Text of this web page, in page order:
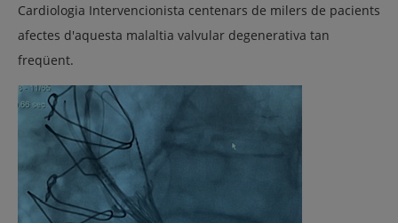
Cardiologia Intervencionista centenars de milers de pacients
afectes d'aquesta malaltia valvular degenerativa tan
freqüent.